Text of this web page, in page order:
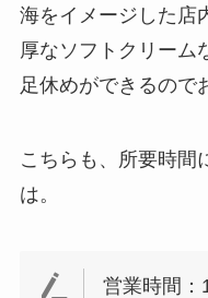
海をイメージした店
厚なソフトクリーム
足休めができるので
こちらも、所要時間
は。
営業時間：